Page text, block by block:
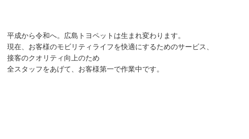
平成から令和へ。広島トヨペットは生まれ変わります。
現在、お客様のモビリティライフを快適にするためのサービス、
接客のクオリティ向上のため
全スタッフをあげて、お客様第一で作業中です。